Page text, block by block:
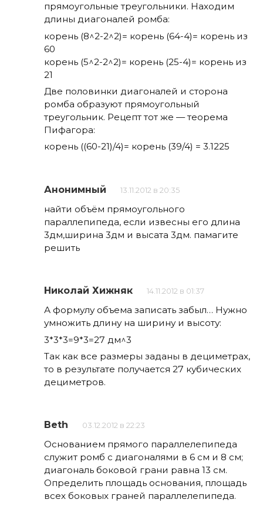
прямоугольные треугольники. Находим
длины диагоналей ромба:
корень (8^2-2^2)= корень (64-4)= корень из
60
корень (5^2-2^2)= корень (25-4)= корень из
21
Две половинки диагоналей и сторона
ромба образуют прямоугольный
треугольник. Рецепт тот же — теорема
Пифагора:
корень ((60-21)/4)= корень (39/4) = 3.1225
Анонимный 13.11.2012 в 20:35
найти объём прямоугольного
параллепипеда, если извесны его длина
3дм,ширина 3дм и высата 3дм. памагите
решить
Николай Хижняк 14.11.2012 в 01:37
А формулу объема записать забыл… Нужно
умножить длину на ширину и высоту:
3*3*3=9*3=27 дм^3
Так как все размеры заданы в дециметрах,
то в результате получается 27 кубических
дециметров.
Beth 03.12.2012 в 22:23
Основанием прямого параллелепипеда
служит ромб с диагоналями в 6 см и 8 см;
диагональ боковой грани равна 13 см.
Определить площадь основания, площадь
всех боковых граней параллелепипеда.